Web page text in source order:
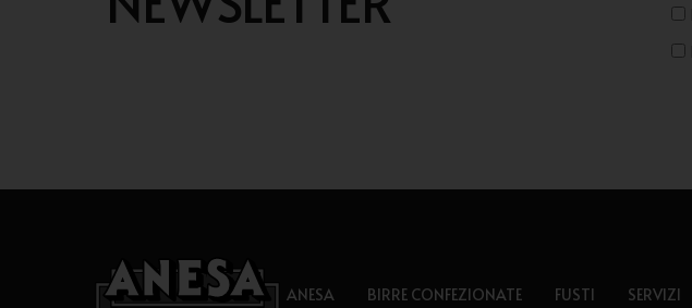
ANESA BIRRE CONFEZIONATE FUSTI SERVIZI